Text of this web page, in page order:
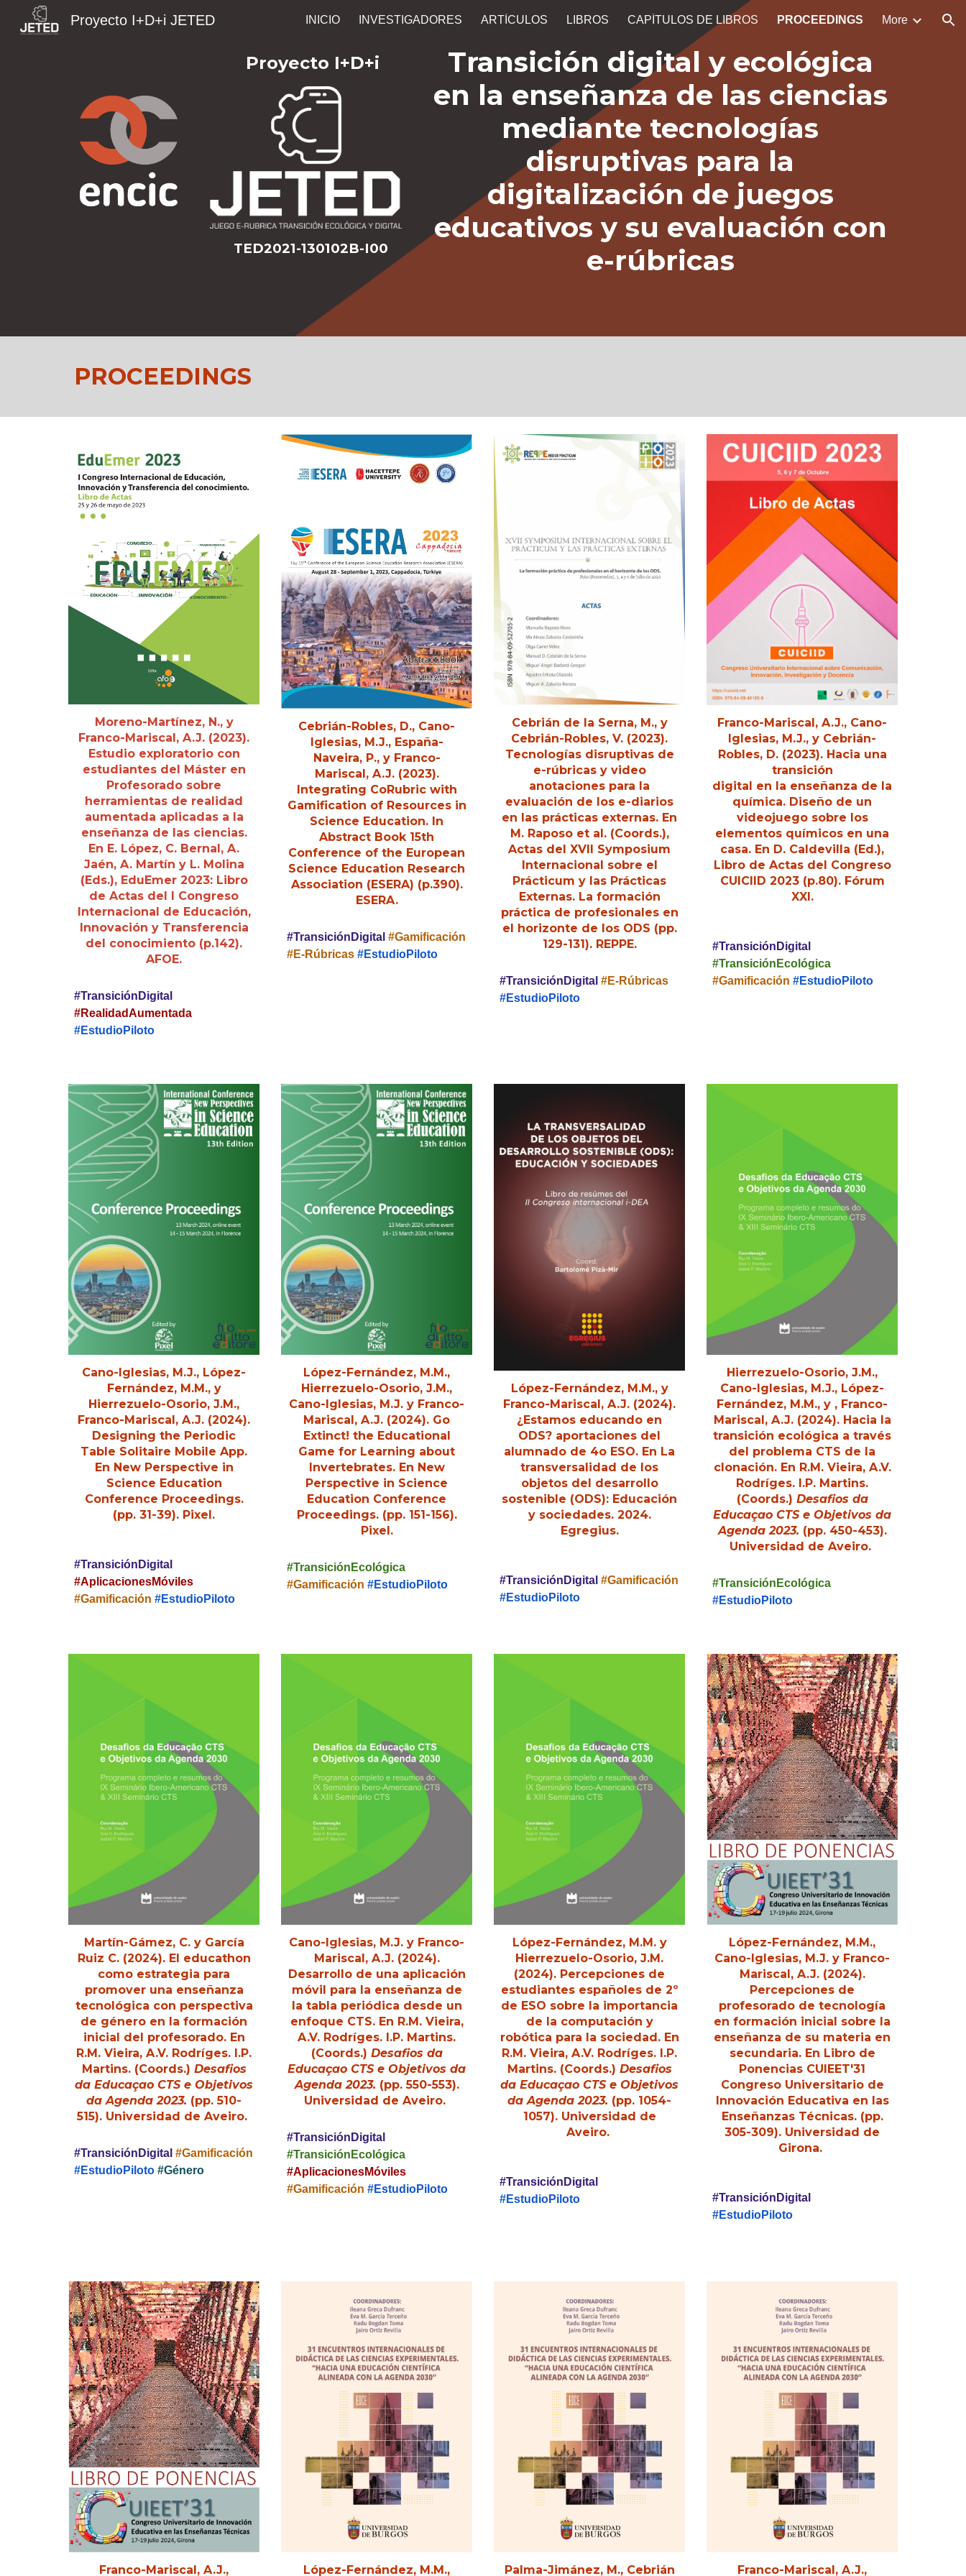
Skip to main content Skip to navigation
Proyecto I+D+i JETED INICIO INVESTIGADORES ARTÍCULOS LIBROS CAPÍTULOS DE LIBROS PROCEEDINGS More
Proyecto I+D+i
TED2021-130102B-I00
Transición digital y ecológica
en la enseñanza de las ciencias
mediante tecnologías
disruptivas para la
digitalización de juegos
educativos y su evaluación con
e-rúbricas
PROCEEDINGS
Moreno-Martínez, N., y
Franco-Mariscal, A.J. (2023).
Estudio exploratorio con
estudiantes del Máster en
Profesorado sobre
herramientas de realidad
aumentada aplicadas a la
enseñanza de las ciencias.
En E. López, C. Bernal, A.
Jaén, A. Martín y L. Molina
(Eds.), EduEmer 2023: Libro
de Actas del I Congreso
Internacional de Educación,
Innovación y Transferencia
del conocimiento (p.142).
AFOE.
#TransiciónDigital
#RealidadAumentada
#EstudioPiloto
Cebrián-Robles, D., Cano-
Iglesias, M.J., España-
Naveira, P., y Franco-
Mariscal, A.J. (2023).
Integrating CoRubric with
Gamification of Resources in
Science Education. In
Abstract Book 15th
Conference of the European
Science Education Research
Association (ESERA) (p.390).
ESERA.
#TransiciónDigital #Gamificación
#E-Rúbricas #EstudioPiloto
Cebrián de la Serna, M., y
Cebrián-Robles, V. (2023).
Tecnologías disruptivas de
e-rúbricas y video
anotaciones para la
evaluación de los e-diarios
en las prácticas externas. En
M. Raposo et al. (Coords.),
Actas del XVII Symposium
Internacional sobre el
Prácticum y las Prácticas
Externas. La formación
práctica de profesionales en
el horizonte de los ODS (pp.
129-131). REPPE.
#TransiciónDigital #E-Rúbricas
#EstudioPiloto
Franco-Mariscal, A.J., Cano-
Iglesias, M.J., y Cebrián-
Robles, D. (2023). Hacia una
transición
digital en la enseñanza de la
química. Diseño de un
videojuego sobre los
elementos químicos en una
casa. En D. Caldevilla (Ed.),
Libro de Actas del Congreso
CUICIID 2023 (p.80). Fórum
XXI.
#TransiciónDigital
#TransiciónEcológica
#Gamificación #EstudioPiloto
Cano-Iglesias, M.J., López-
Fernández, M.M., y
Hierrezuelo-Osorio, J.M.,
Franco-Mariscal, A.J. (2024).
Designing the Periodic
Table Solitaire Mobile App.
En New Perspective in
Science Education
Conference Proceedings.
(pp. 31-39). Pixel.
#TransiciónDigital
#AplicacionesMóviles
#Gamificación #EstudioPiloto
López-Fernández, M.M.,
Hierrezuelo-Osorio, J.M.,
Cano-Iglesias, M.J. y Franco-
Mariscal, A.J. (2024). Go
Extinct! the Educational
Game for Learning about
Invertebrates. En New
Perspective in Science
Education Conference
Proceedings. (pp. 151-156).
Pixel.
#TransiciónEcológica
#Gamificación #EstudioPiloto
López-Fernández, M.M ., y
Franco-Mariscal, A.J. (2024).
¿Estamos educando en
ODS? aportaciones del
alumnado de 4o ESO. En La
transversalidad de los
objetos del desarrollo
sostenible (ODS): Educación
y sociedades. 2024.
Egregius.
#TransiciónDigital #Gamificación
#EstudioPiloto
Hierrezuelo-Osorio, J.M.,
Cano-Iglesias, M.J., López-
Fernández, M.M., y , Franco-
Mariscal, A.J. (2024). Hacia la
transición ecológica a través
del problema CTS de la
clonación. En R.M. Vieira, A.V.
Rodríges. I.P. Martins.
(Coords.) Desafios da
Educaçao CTS e Objetivos da
Agenda 2023. (pp. 450-453).
Universidad de Aveiro.
#TransiciónEcológica
#EstudioPiloto
Martín-Gámez, C. y García
Ruiz C.(2024). El educathon
como estrategia para
promover una enseñanza
tecnológica con perspectiva
de género en la formación
inicial del profesorado. En
R.M. Vieira, A.V. Rodríges. I.P.
Martins. (Coords.) Desafios
da Educaçao CTS e Objetivos
da Agenda 2023. (pp.510-
515). Universidad de Aveiro.
#TransiciónDigital #Gamificación
#EstudioPiloto #Género
Cano-Iglesias, M.J. y Franco-
Mariscal, A.J. (2024).
Desarrollo de una aplicación
móvil para la enseñanza de
la tabla periódica desde un
enfoque CTS. En R.M. Vieira,
A.V. Rodríges. I.P. Martins.
(Coords.) Desafios da
Educaçao CTS e Objetivos da
Agenda 2023. (pp.550-553).
Universidad de Aveiro.
#TransiciónDigital
#TransiciónEcológica
#AplicacionesMóviles
#Gamificación #EstudioPiloto
López-Fernández, M.M.y
Hierrezuelo-Osorio, J.M.
(2024). Percepciones de
estudiantes españoles de 2º
de ESO sobre la importancia
de la computación y
robótica para la sociedad. En
R.M. Vieira, A.V. Rodríges. I.P.
Martins. (Coords.) Desafios
da Educaçao CTS e Objetivos
da Agenda 2023. (pp. 1054-
1057). Universidad de
Aveiro.
#TransiciónDigital
#EstudioPiloto
López-Fernández, M.M.,
Cano-Iglesias, M.J. y Franco-
Mariscal, A.J. (2024).
Percepciones de
profesorado de tecnología
en formación inicial sobre la
enseñanza de su materia en
secundaria. En Libro de
Ponencias CUIEET'31
Congreso Universitario de
Innovación Educativa en las
Enseñanzas Técnicas. (pp.
305-309). Universidad de
Girona.
#TransiciónDigital
#EstudioPiloto
Franco-Mariscal, A.J., López-Fernández, M.M., Palma-Jimánez, M., Cebrián Franco-Mariscal, A.J.,